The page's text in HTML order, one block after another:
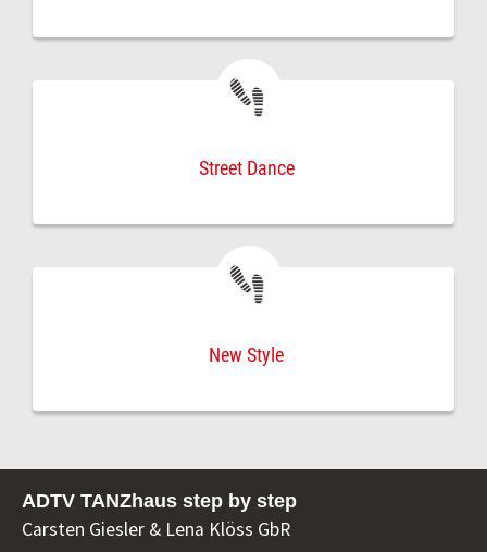
Street Dance
New Style
ADTV TANZhaus step by step
Carsten Giesler & Lena Klöss GbR